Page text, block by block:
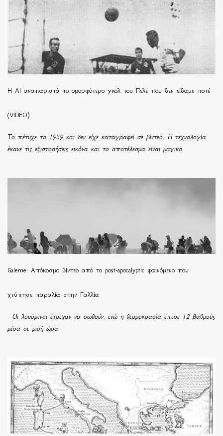
Η ΑΙ αναπαριστά το ομορφότερο γκολ του Πελέ που δεν είδαμε ποτέ
(VIDEO)
Το πέτυχε το 1959 και δεν είχε καταγραφεί σε βίντεο. Η τεχνολογία
έκανε τις εξιστορήσεις εικόνα και το αποτέλεσμα είναι μαγικό
Galerne: Απόκοσμο βίντεο από το post-apocalyptic φαινόμενο που
χτύπησε παραλία στην Γαλλία
Οι λουόμενοι έτρεχαν να σωθούν, ενώ η θερμοκρασία έπεσε 12 βαθμούς
μέσα σε μισή ώρα